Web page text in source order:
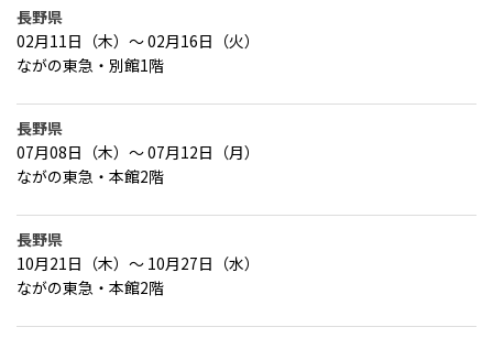
長野県
02月11日（木）～ 02月16日（火）
ながの東急・別館1階
長野県
07月08日（木）～ 07月12日（月）
ながの東急・本館2階
長野県
10月21日（木）～ 10月27日（水）
ながの東急・本館2階